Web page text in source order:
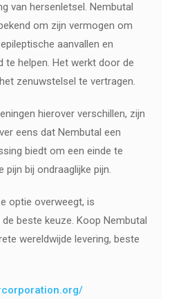
van hersenletsel. Nembutal
om zijn vermogen om
aanvallen en
te helpen. Het werkt door de
zenuwstelsel te vertragen.
hierover verschillen, zijn
eens dat Nembutal een
biedt om een ​​einde te
pijn bij ondraaglijke pijn.
optie overweegt, is
beste keuze. Koop Nembutal
wereldwijde levering, beste